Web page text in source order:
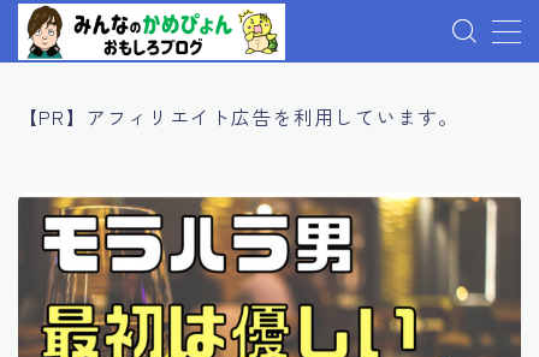
記事一覧
お問い合わせ
【PR】アフィリエイト広告を利用しています。